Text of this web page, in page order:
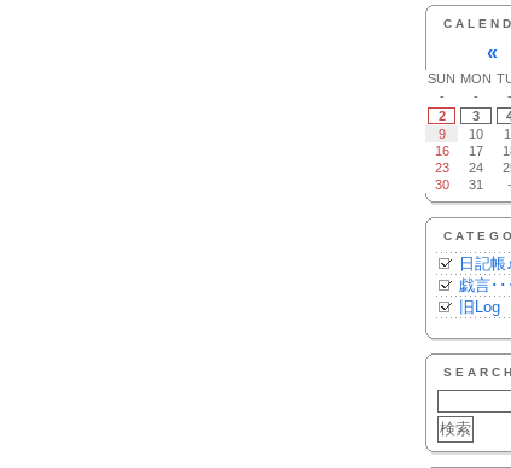
«
SUN MON
-
- -
2
3
9
10
16
17
23
24
30
31 -
日記帳
戯言･･
旧Log
SEARCH